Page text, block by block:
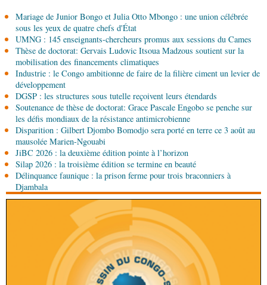
SportCommuniqué : Samira Leonie, nouvelle
ambassadrice de la marque 1xBet Congo-
Brazzaville
06-08-2026 09:30
PolitiqueAssemblée nationale: la Commission
Ecofin s’imprègne des réalités du CHU-B
06-08-2026 08:45
Politique Vie des institutions : Pierre Ngolo et
Pierre Oba jettent les bases d’une collaboration
fructueuse
06-08-2026 08:30
Afrique-Monde Centrafrique : les sanctions de
l'ONU cachent la guerre silencieuse pour le
contrôle des ressources
Mariage de Junior Bongo et Julia Otto Mbongo : une union célébrée
sous les yeux de quatre chefs d'État
UMNG : 145 enseignants-chercheurs promus aux sessions du Cames
Thèse de doctorat: Gervais Ludovic Itsoua Madzous soutient sur la
mobilisation des financements climatiques
Industrie : le Congo ambitionne de faire de la filière ciment un levier de
développement
DGSP : les structures sous tutelle reçoivent leurs étendards
Soutenance de thèse de doctorat: Grace Pascale Engobo se penche sur
les défis mondiaux de la résistance antimicrobienne
Disparition : Gilbert Djombo Bomodjo sera porté en terre ce 3 août au
mausolée Marien-Ngouabi
JiBC 2026 : la deuxième édition pointe à l’horizon
Silap 2026 : la troisième édition se termine en beauté
Délinquance faunique : la prison ferme pour trois braconniers à
Djambala